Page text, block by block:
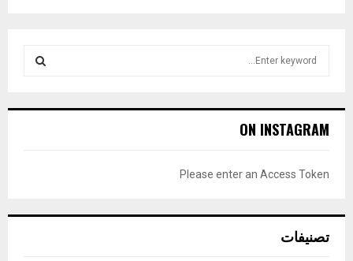
h
C
ON INSTAGRAM
Please enter an Access Token
تصنيفات